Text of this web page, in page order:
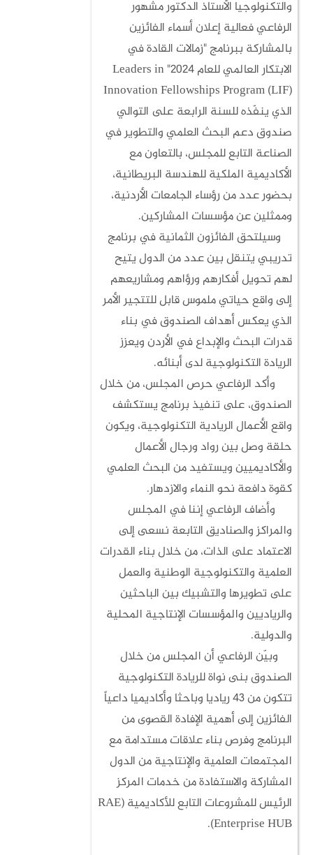
والتكنولوجيا الأستاذ الدكتور مشهور
الرفاعي فعالية إعلان أسماء الفائزين
بالمشاركة ببرنامج "زمالات القادة في
الابتكار العالمي للعام 2024" Leaders in
Innovation Fellowships Program (LIF)
الذي ينفّذه للسنة الرابعة على التوالي
صندوق دعم البحث العلمي والتطوير في
الصناعة التابع للمجلس، بالتعاون مع
الأكاديمية الملكية للهندسة البريطانية،
بحضور عدد من رؤساء الجامعات الأردنية،
وممثلين عن مؤسسات المشاركين.
وسيلتحق الفائزون الثمانية في برنامج
تدريبي يتنقل بين عدد من الدول يتيح
لهم تحويل أفكارهم ورؤاهم ومشاريعهم
إلى واقع حياتي ملموس قابل للتتجير الأمر
الذي يعكس أهداف الصندوق في بناء
قدرات البحث والإبداع في الأردن ويعزز
الريادة التكنولوجية لدى أبنائه.
وأكد الرفاعي حرص المجلس، من خلال
الصندوق، على تنفيذ برنامج يستكشف
واقع الأعمال الريادية التكنولوجية، ويكون
حلقة وصل بين رواد ورجال الأعمال
والأكاديميين ويستفيد من البحث العلمي
كقوة دافعة نحو النماء والازدهار.
وأضاف الرفاعي إننا في المجلس
والمراكز والصناديق التابعة نسعى إلى
الاعتماد على الذات، من خلال بناء القدرات
العلمية والتكنولوجية الوطنية والعمل
على تطويرها والتشبيك بين الباحثين
والرياديين والمؤسسات الإنتاجية المحلية
والدولية.
وبيّن الرفاعي أن المجلس من خلال
الصندوق بنى نواة للريادة التكنولوجية
تتكون من 43 رياديا وباحثا وأكاديميا داعياً
الفائزين إلى أهمية الإفادة القصوى من
البرنامج وفرص بناء علاقات مستدامة مع
المجتمعات العلمية والإنتاجية من الدول
المشاركة والاستفادة من خدمات المركز
الرئيس للمشروعات التابع للأكاديمية (RAE
Enterprise HUB).